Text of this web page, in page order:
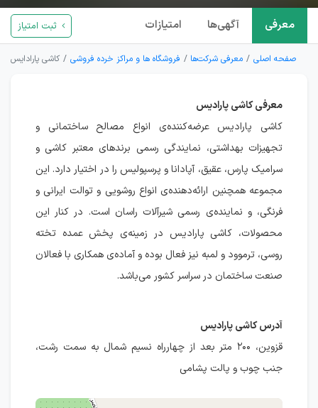
معرفی آگهی‌ها امتیازات ثبت امتیاز
صفحه اصلی معرفی شرکت‌ها فروشگاه ها و مراکز خرده فروشی کاشی پارادایس
معرفی کاشی پارادیس
کاشی پارادیس عرضه‌کننده‌ی انواع مصالح ساختمانی و
تجهیزات بهداشتی، نمایندگی رسمی برندهای معتبر کاشی و
سرامیک پارس، عقیق، آپادانا و پرسپولیس را در اختیار دارد. این
مجموعه همچنین ارائه‌دهنده‌ی انواع روشویی و توالت ایرانی و
فرنگی، و نماینده‌ی رسمی شیرآلات راسان است. در کنار این
محصولات، کاشی پارادیس در زمینه‌ی پخش عمده تخته
روسی، ترموود و لمبه نیز فعال بوده و آماده‌ی همکاری با فعالان
صنعت ساختمان در سراسر کشور می‌باشد.
آدرس کاشی پارادیس
قزوین، ۲۰۰ متر بعد از چهارراه نسیم شمال به سمت رشت،
جنب چوب و پالت پشامی